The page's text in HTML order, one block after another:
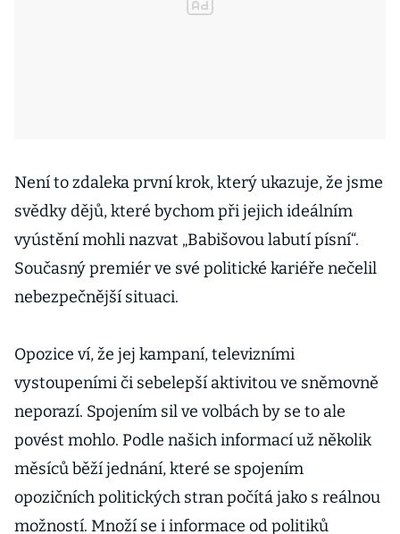
Není to zdaleka první krok, který ukazuje, že jsme
svědky dějů, které bychom při jejich ideálním
vyústění mohli nazvat „Babišovou labutí písní“.
Současný premiér ve své politické kariéře nečelil
nebezpečnější situaci.
Opozice ví, že jej kampaní, televizními
vystoupeními či sebelepší aktivitou ve sněmovně
neporazí. Spojením sil ve volbách by se to ale
povést mohlo. Podle našich informací už několik
měsíců běží jednání, které se spojením
opozičních politických stran počítá jako s reálnou
možností. Množí se i informace od politiků